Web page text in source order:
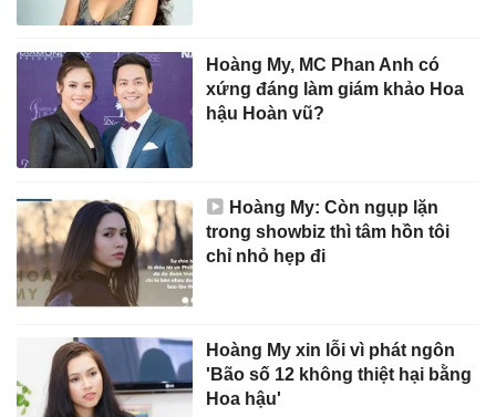
Hoàng My, MC Phan Anh có
xứng đáng làm giám khảo Hoa
hậu Hoàn vũ?
Hoàng My: Còn ngụp lặn
trong showbiz thì tâm hồn tôi
chỉ nhỏ hẹp đi
Hoàng My xin lỗi vì phát ngôn
'Bão số 12 không thiệt hại bằng
Hoa hậu'